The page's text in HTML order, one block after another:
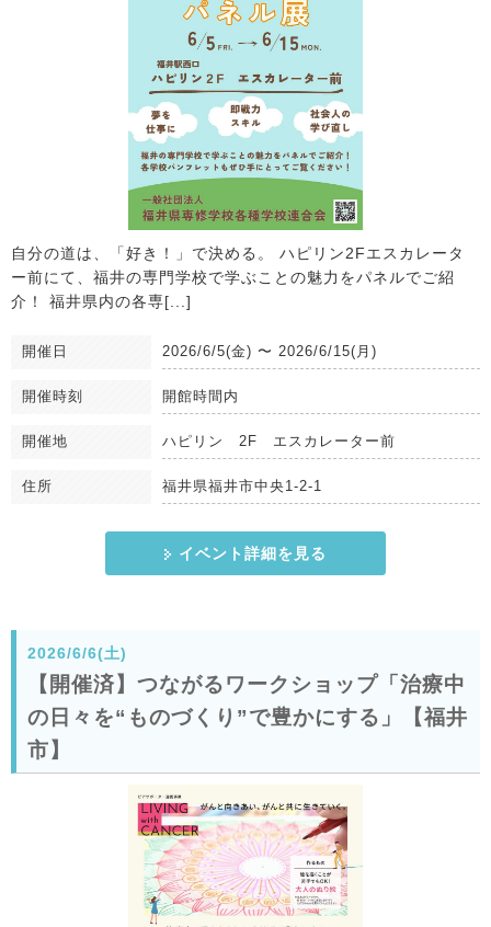
自分の道は、「好き！」で決める。 ハピリン2Fエスカレータ
ー前にて、福井の専門学校で学ぶことの魅力をパネルでご紹
介！ 福井県内の各専[...]
開催日 2026/6/5(金) 〜 2026/6/15(月)
開催時刻 開館時間内
開催地 ハピリン 2F エスカレーター前
住所 福井県福井市中央1-2-1
イベント詳細を見る
2026/6/6(土)
【開催済】つながるワークショップ「治療中
の日々を“ものづくり”で豊かにする」【福井
市】